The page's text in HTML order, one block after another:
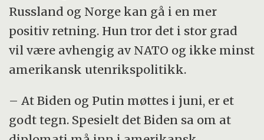
Russland og Norge kan gå i en mer
positiv retning. Hun tror det i stor grad
vil være avhengig av NATO og ikke minst
amerikansk utenrikspolitikk.
– At Biden og Putin møttes i juni, er et
godt tegn. Spesielt det Biden sa om at